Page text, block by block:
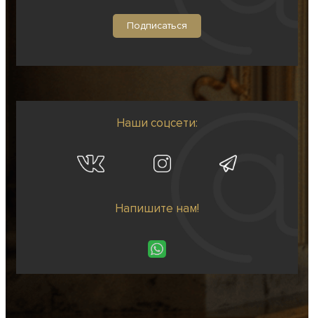
Наши соцсети:
Напишите нам!